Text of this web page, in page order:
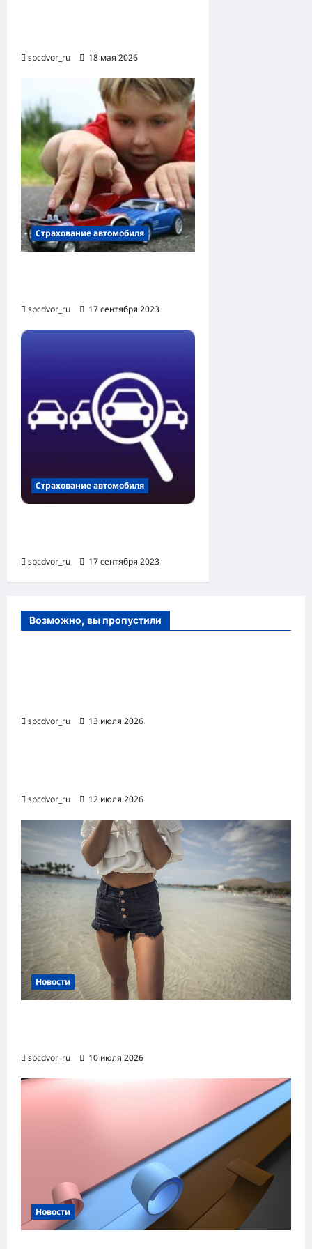
spcdvor_ru 18 мая 2026
Страхование автомобиля
spcdvor_ru 17 сентября 2023
Страхование автомобиля
spcdvor_ru 17 сентября 2023
Возможно, вы пропустили
spcdvor_ru 13 июля 2026
spcdvor_ru 12 июля 2026
Новости
spcdvor_ru 10 июля 2026
Новости